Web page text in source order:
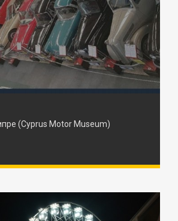
(Cyprus Motor Museum)